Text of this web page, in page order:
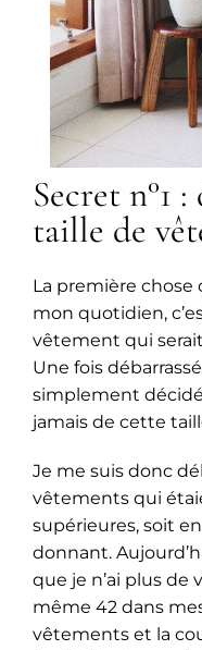
Secret n°1
taille de
La première chose
mon quotidien,
vêtement qui
Une fois
simplement
jamais de cette
Je me suis donc
vêtements qui
supérieures, soit
donnant.
que je n’ai plus de
même 42 dans
vêtements et la